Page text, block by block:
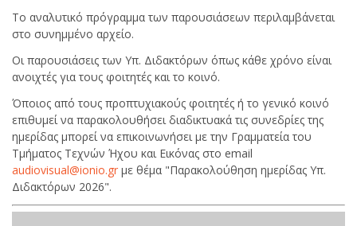
Το αναλυτικό πρόγραμμα των παρουσιάσεων περιλαμβάνεται
στο συνημμένο αρχείο.
Οι παρουσιάσεις των Υπ. Διδακτόρων όπως κάθε χρόνο είναι
ανοιχτές για τους φοιτητές και το κοινό.
Όποιος από τους προπτυχιακούς φοιτητές ή το γενικό κοινό
επιθυμεί να παρακολουθήσει διαδικτυακά τις συνεδρίες της
ημερίδας μπορεί να επικοινωνήσει με την Γραμματεία του
Τμήματος Τεχνών Ήχου και Εικόνας στο email
audiovisual@ionio.gr με θέμα "Παρακολούθηση ημερίδας Υπ.
Διδακτόρων 2026".